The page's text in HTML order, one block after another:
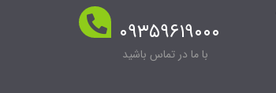
۰۹۳۵۹۶۱۹۰۰۰
با ما در تماس باشید